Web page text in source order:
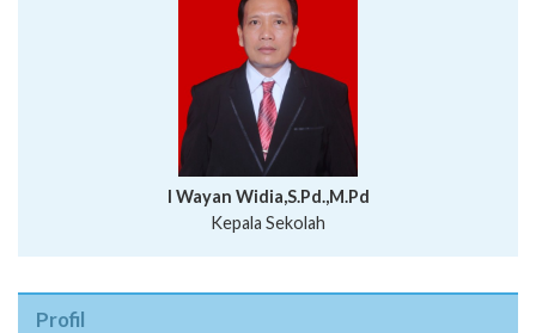
I Wayan Widia,S.Pd.,M.Pd
Kepala Sekolah
Profil